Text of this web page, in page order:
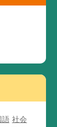
語 社会